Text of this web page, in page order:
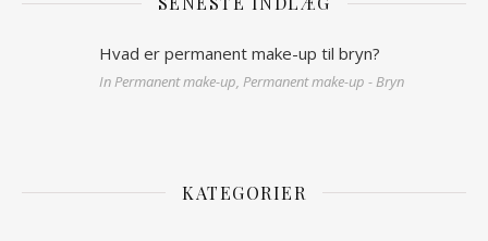
Hvad er permanent make-up til bryn?
In Permanent make-up, Permanent make-up - Bryn
KATEGORIER